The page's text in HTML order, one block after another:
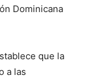
Dominicana
que la
a las